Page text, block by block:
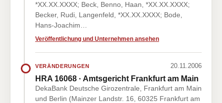
*XX.XX.XXXX; Beck, Benno, Haan, *XX.XX.XXXX;
Becker, Rudi, Langenfeld, *XX.XX.XXXX; Bode,
Hans-Joachim…
Veröffentlichung und Unternehmen ansehen
VERÄNDERUNGEN 20.11.2006
HRA 16068 · Amtsgericht Frankfurt am Main
DekaBank Deutsche Girozentrale, Frankfurt am Main
und Berlin (Mainzer Landstr. 16, 60325 Frankfurt am